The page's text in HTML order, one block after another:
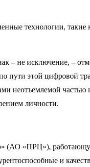
технологии,
– не исключение, –
этой цифровой
неотъемлемой
личности.
(АО «ПРЦ»),
и